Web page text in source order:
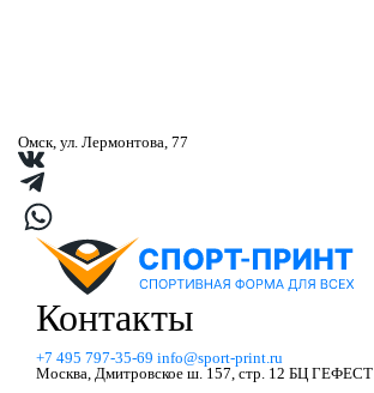
Омск, ул. Лермонтова, 77
Контакты
+7 495 797‑35-69 info@sport-print.ru
Москва, Дмитровское ш. 157, стр. 12 БЦ ГЕФЕСТ